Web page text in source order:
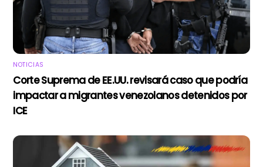
NOTICIAS
Corte Suprema de EE.UU. revisará caso que podría
impactar a migrantes venezolanos detenidos por
ICE